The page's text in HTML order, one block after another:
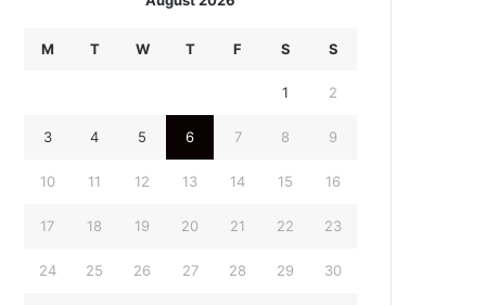
M T W T F S S
1 2
3 4 5 6 7 8 9
10 11 12 13 14 15 16
17 18 19 20 21 22 23
24 25 26 27 28 29 30